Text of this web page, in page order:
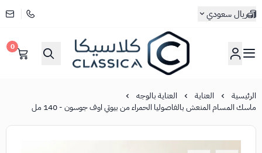
ريال سعودي
كلاسيكا
0
الرئيسية العناية
العناية بالوجه
ماسك المسام المنعش بالفاصوليا الحمراء من بيوتي اوف جوسون - 140 مل